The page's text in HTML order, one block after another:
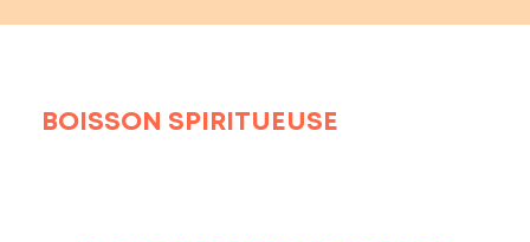
navigation
BOISSON SPIRITUEUSE